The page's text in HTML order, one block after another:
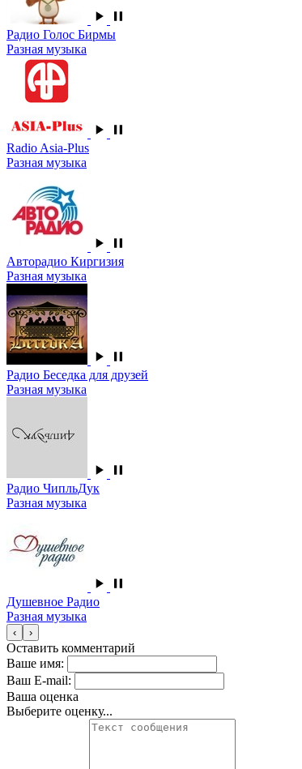
Радио Голос Бирмы
Разная музыка
Radio Asia-Plus
Разная музыка
Авторадио Киргизия
Разная музыка
Радио Беседка для друзей
Разная музыка
Радио ЧипльДук
Разная музыка
Душевное Радио
Разная музыка
‹ ›
Оставить комментарий
Ваше имя:
Ваш E-mail:
Ваша оценка
Выберите оценку...